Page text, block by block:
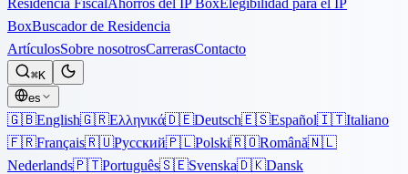
Residencia FiscalAhorros del IP BoxElegibilidad para el IP
BoxBuscador de Residencia
ArtículosSobre nosotrosCarrerasContacto
⌘K
es
🇬🇧English🇬🇷Ελληνικά🇩🇪Deutsch🇪🇸Español🇮🇹Italiano
🇫🇷Français🇷🇺Русский🇵🇱Polski🇷🇴Română🇳🇱
Nederlands🇵🇹Português🇸🇪Svenska🇩🇰Dansk